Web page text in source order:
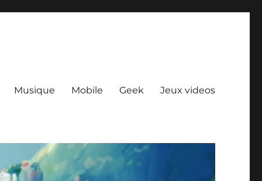
Musique Mobile Geek Jeux videos